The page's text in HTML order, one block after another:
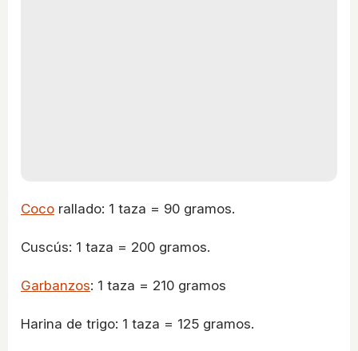
Coco rallado: 1 taza = 90 gramos.
Cuscús: 1 taza = 200 gramos.
Garbanzos: 1 taza = 210 gramos
Harina de trigo: 1 taza = 125 gramos.